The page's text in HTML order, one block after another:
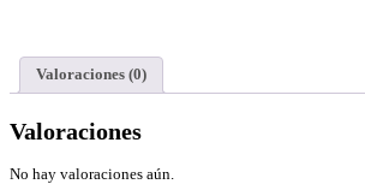
Valoraciones (0)
Valoraciones
No hay valoraciones aún.